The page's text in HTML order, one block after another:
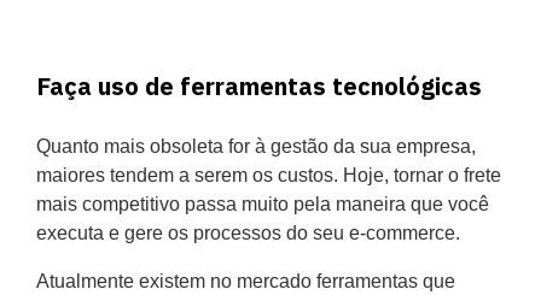
Faça uso de ferramentas tecnológicas
Quanto mais obsoleta for à gestão da sua empresa,
maiores tendem a serem os custos. Hoje, tornar o frete
mais competitivo passa muito pela maneira que você
executa e gere os processos do seu e-commerce.
Atualmente existem no mercado ferramentas que